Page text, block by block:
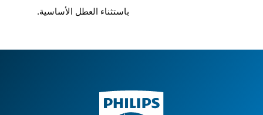
باستثناء العطل الأساسية.